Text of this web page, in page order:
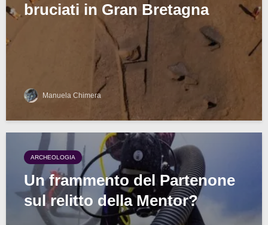
bruciati in Gran Bretagna
Manuela Chimera
ARCHEOLOGIA
Un frammento del Partenone
sul relitto della Mentor?